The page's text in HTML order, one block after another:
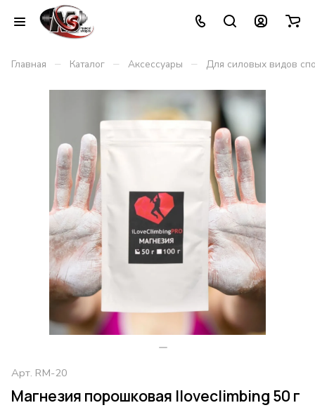
Главная – Каталог – Аксессуары – Для силовых видов
Арт. RM-20
Магнезия порошковая Iloveclimbing 50 г